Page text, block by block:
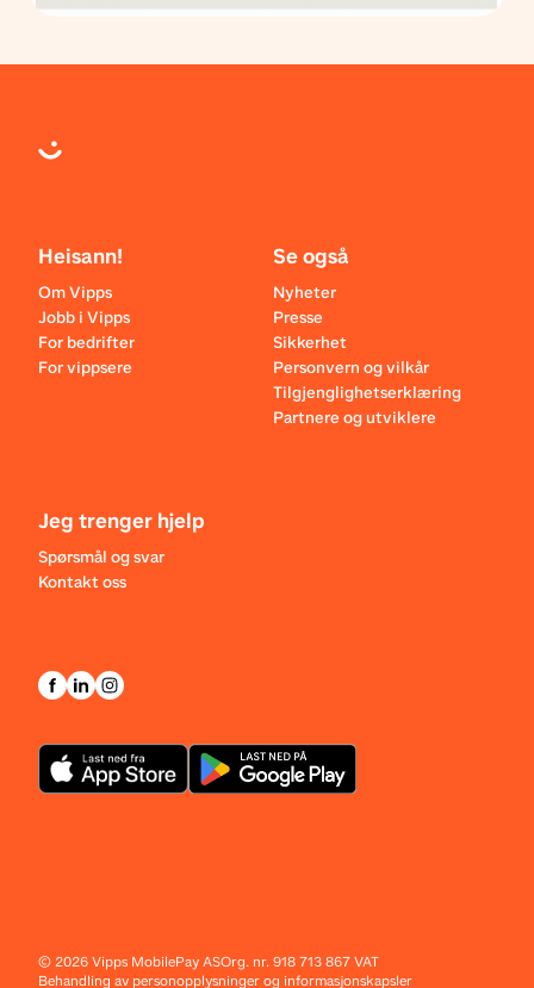
Heisann!
Om Vipps
Jobb i Vipps
For bedrifter
For vippsere
Se også
Nyheter
Presse
Sikkerhet
Personvern og vilkår
Tilgjenglighetserklæring
Partnere og utviklere
Jeg trenger hjelp
Spørsmål og svar
Kontakt oss
©2026Vipps MobilePay ASOrg. nr. 918 713 867 VAT
Behandling av personopplysninger og informasjonskapsler